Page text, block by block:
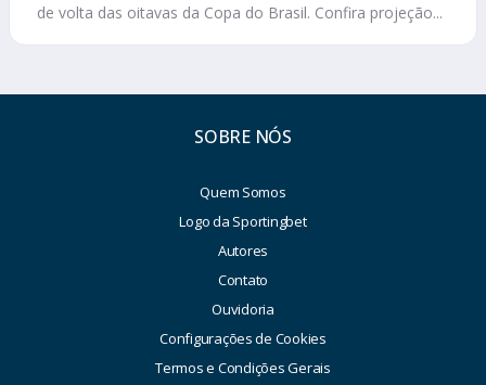
de volta das oitavas da Copa do Brasil. Confira projeção...
SOBRE NÓS
Quem Somos
Logo da Sportingbet
Autores
Contato
Ouvidoria
Configurações de Cookies
Termos e Condições Gerais